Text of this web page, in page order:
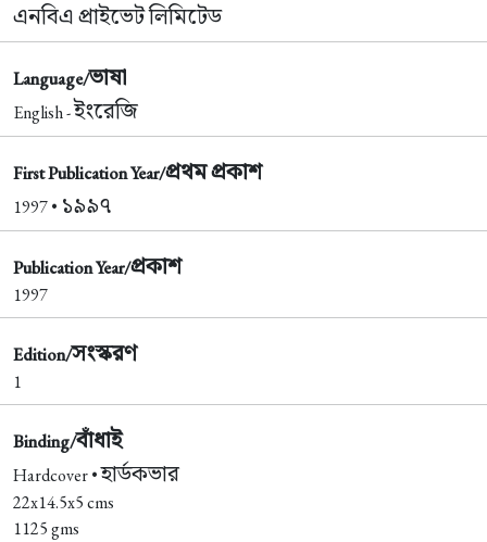
এনবিএ প্রাইভেট লিমিটেড
Language/ভাষা
English -ইংরেজি
First Publication Year/প্রথম প্রকাশ
1997 • ১৯৯৭
Publication Year/প্রকাশ
1997
Edition/সংস্করণ
1
Binding/বাঁধাই
Hardcover •হার্ডকভার
22x14.5x5 cms
1125 gms